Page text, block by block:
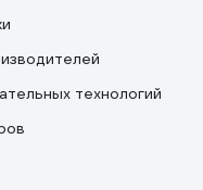
технологий